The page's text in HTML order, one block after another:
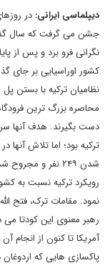
دیپلماسی ایرانی: در
جشن می گرفت که سال
نگرانی فرو برد و پس از
نظامیان ترکیه با بستن
محاصره بزرگ ترین
دست بگیرند. هدف آنها
ترکیه بود؛ اما تلاش
رویکرد ترکیه نسبت به
نمود. مقامات ترک، فتح
رهبر معنوی این کودتا می
آمریکا تا کنون از
پاکسازی هایی که